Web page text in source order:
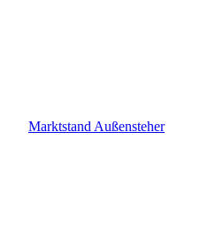
Marktstand Außensteher